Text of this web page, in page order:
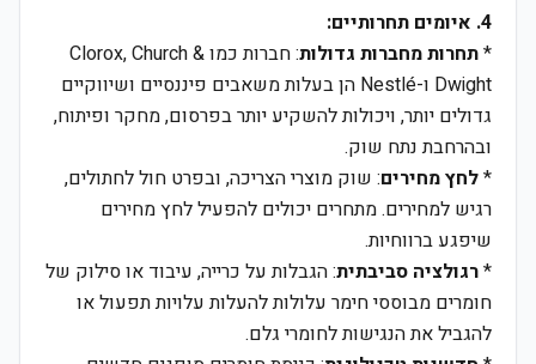
4. איומים תחרותיים:
*תחרות מחברות גדולות
: חברות כמו Clorox, Church &
Dwight ו-Nestlé הן בעלות משאבים פיננסיים ושיווקיים
גדולים יותר, ויכולות להשקיע יותר בפרסום, מחקר ופיתוח,
ובהרחבת נתח שוק.
*לחץ מחירים: שוק מוצרי הצריכה, ובפרט חול לחתולים,
רגיש למחירים. מתחרים יכולים להפעיל לחץ מחירים
שיפגע ברווחיות.
*רגולציה סביבתית: הגבלות על כרייה, עיבוד או סילוק של
חומרים מבוססי חימר עלולות להעלות עלויות תפעול או
להגביל את הנגישות לחומרי גלם.